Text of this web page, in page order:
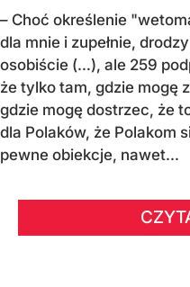
– Choć określenie
dla mnie i zupełnie,
osobiście (…), ale 259
że tylko tam, gdzie mogę
gdzie mogę dostrzec, że
dla Polaków, że Polakom
pewne obiekcje, nawet...